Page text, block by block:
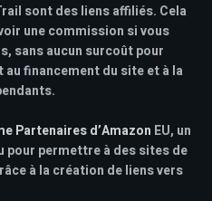
sont des liens affiliés. Cela
une commission si vous
sans aucun surcoût pour
financement du site et à la
Partenaires d’Amazon EU, un
pour permettre à des sites de
à la création de liens vers